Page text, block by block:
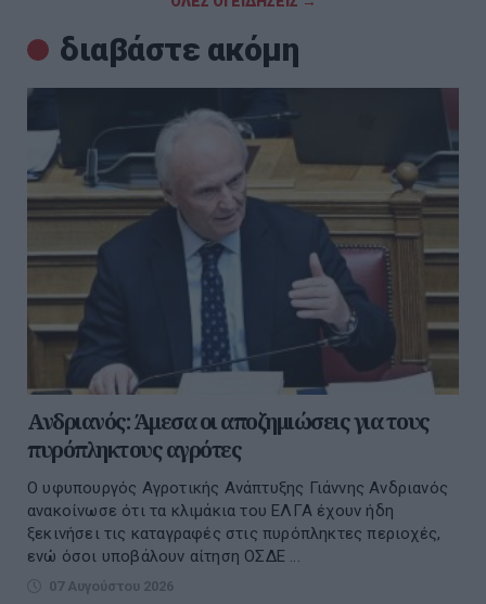
διαβάστε ακόμη
Ανδριανός: Άμεσα οι αποζημιώσεις για τους
πυρόπληκτους αγρότες
Ο υφυπουργός Αγροτικής Ανάπτυξης Γιάννης Ανδριανός
ανακοίνωσε ότι τα κλιμάκια του ΕΛΓΑ έχουν ήδη
ξεκινήσει τις καταγραφές στις πυρόπληκτες περιοχές,
ενώ όσοι υποβάλουν αίτηση ΟΣΔΕ ...
07 Αυγούστου 2026